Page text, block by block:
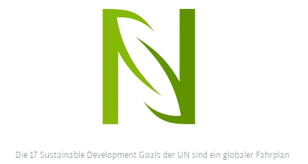
Die 17 Sustainable Development Goals der UN sind ein globaler Fahrplan